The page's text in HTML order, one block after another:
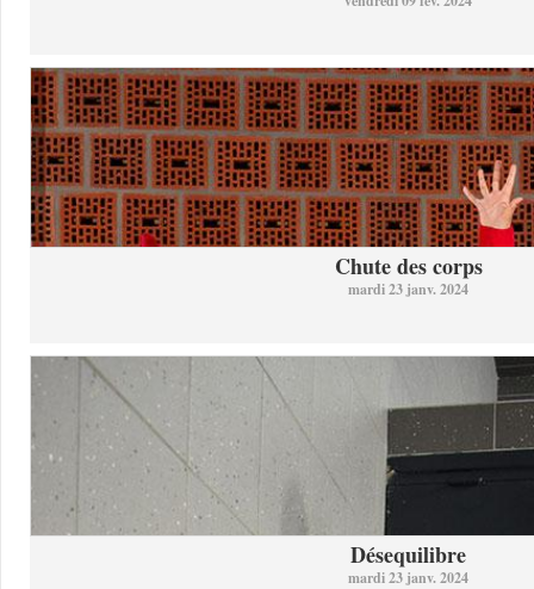
Chute des corps
mardi 23 janv. 2024
Désequilibre
mardi 23 janv. 2024